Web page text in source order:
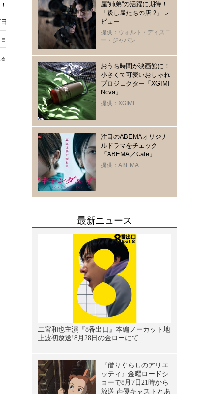
8月28日の金ローにて
21時から放送 声優キャストとあらすじをチェック！
ーで7月31日21時から放送！あらすじ・キャスト・吹き替え声優まとめ
屋“姉弟“の活躍に期待！
「殺し屋たちの店 2」レ
ビュー
提供：ウォルト・ディズニ
ー・ジャパン
おうち時間が映画館に！
小さくて可愛いおしゃれ
プロジェクター「XGIMI
Nova」
提供：XGIMI
注目のABEMAオリジナ
ルドラマをチェック
「ABEMA／Cafe」
提供：ABEMA